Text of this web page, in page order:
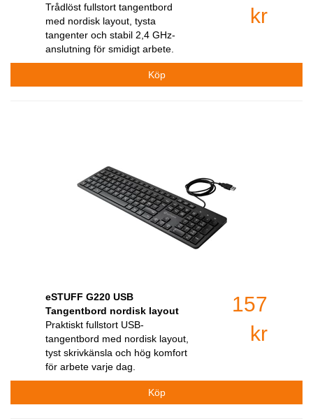
Trådlöst fullstort tangentbord
med nordisk layout, tysta
tangenter och stabil 2,4 GHz-
anslutning för smidigt arbete.
kr
eSTUFF G220 USB
Tangentbord nordisk layout
Praktiskt fullstort USB-
tangentbord med nordisk layout,
tyst skrivkänsla och hög komfort
för arbete varje dag.
157
kr